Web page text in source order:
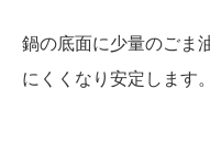
鍋の底面に少量のごま
にくくなり安定します。